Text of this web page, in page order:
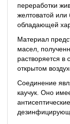
переработки
желтоватой или
обладающей
Материал
масел,
растворяется
открытом
Соединение
каучук. Оно